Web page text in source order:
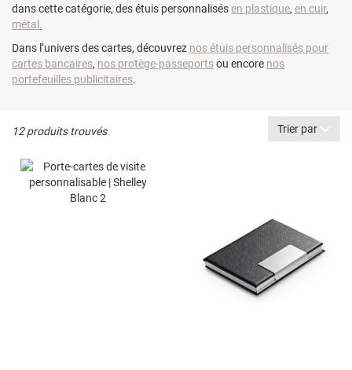
dans cette catégorie, des étuis personnalisésen plastique, en cuir,
métal.
Dans l’univers des cartes, découvrez nos étuis personnalisés pour
cartes bancaires, nos protège-passeportsou encore nos
portefeuilles publicitaires.
12 produits trouvés Trier par